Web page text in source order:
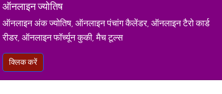
ऑनलाइन ज्योतिष
ऑनलाइन अंक ज्योतिष, ऑनलाइन पंचांग कैलेंडर, ऑनलाइन टैरो कार्ड
रीडर, ऑनलाइन फॉर्च्यून कुकी, मैच टूल्स
क्लिक करें